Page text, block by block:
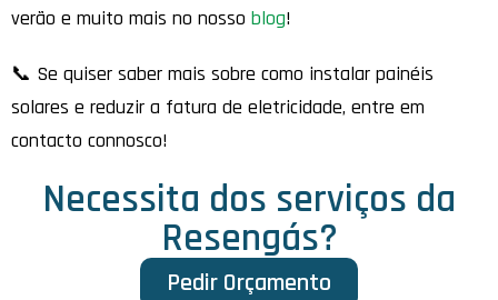
verão e muito mais no nosso blog!
📞 Se quiser saber mais sobre como instalar painéis
solares e reduzir a fatura de eletricidade, entre em
contacto connosco!
Necessita dos serviços da
Resengás?
Pedir Orçamento